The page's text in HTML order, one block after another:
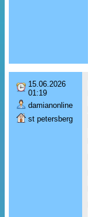
15.06.2026
01:19
damianonline
st petersberg